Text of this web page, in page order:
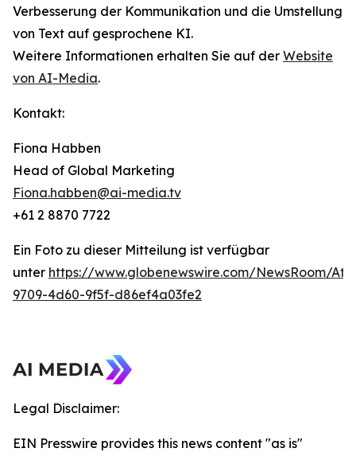
Verbesserung der Kommunikation und die Umstellung
von Text auf gesprochene KI.
Weitere Informationen erhalten Sie auf der Website
von AI-Media.
Kontakt:
Fiona Habben
Head of Global Marketing
Fiona.habben@ai-media.tv
+61 2 8870 7722
Ein Foto zu dieser Mitteilung ist verfügbar
unter https://www.globenewswire.com/NewsRoom/
9709-4d60-9f5f-d86ef4a03fe2
Legal Disclaimer:
EIN Presswire provides this news content "as is"